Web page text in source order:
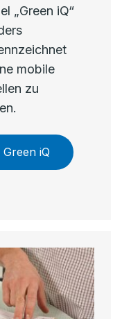
„Green iQ“
mobile
zu
iQ